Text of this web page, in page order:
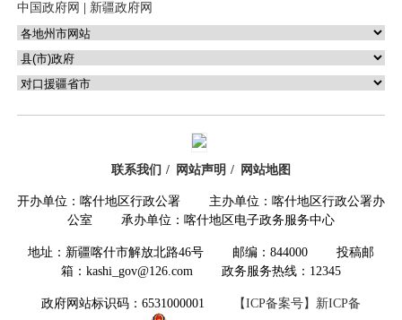
（综合
科仝晓娇供稿）
中国政府网 新疆政府网
联系我们 网站声明 网站地图
开办单位：喀什地区行政公署 主办单位：喀什地区行政公署办
公室 承办单位：喀什地区电子政务服务中心
地址：新疆喀什市解放北路46号 邮编：844000 投稿邮
箱：kashi_gov@126.com 政务服务热线：12345
政府网站标识码：6531000001 【ICP备案号】新ICP备